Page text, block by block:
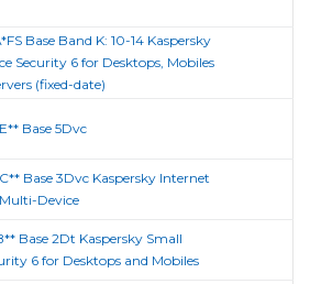
Base Band K: 10-14 Kaspersky
Security 6 for Desktops, Mobiles
(fixed-date)
Base 5Dvc
Base 3Dvc Kaspersky Internet
Device
Base 2Dt Kaspersky Small
6 for Desktops and Mobiles